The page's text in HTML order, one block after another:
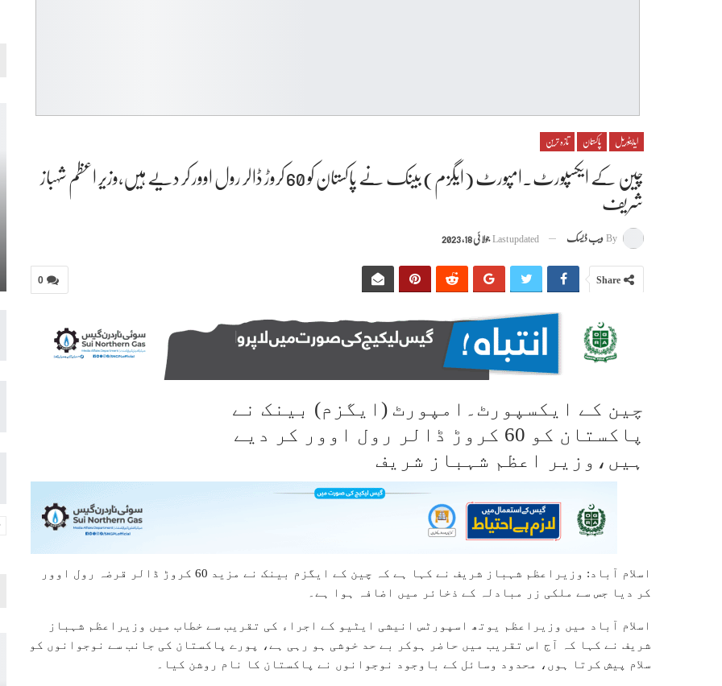
ایڈیٹوریل پاکستان تازہ ترین
چین کے ایکسپورٹ۔امپورٹ (ایگزم) بینک نے پاکستان کو 60 کروڑ ڈالر رول اوور کر دیے ہیں،وزیر اعظم شہباز
شریف
By ویب ڈیسک Last updated جولائی 18, 2023
0 Share
چین کے ایکسپورٹ۔امپورٹ (ایگزم) بینک نے
پاکستان کو 60 کروڑ ڈالر رول اوور کر دیے
ہیں،وزیر اعظم شہباز شریف
اسلام آباد: وزیراعظم شہباز شریف نے کہا ہے کہ چین کے ایگزم بینک نے مزید 60 کروڑ ڈالر قرضہ رول اوور
کر دیا جس سے ملکی زر مبادلہ کے ذخائر میں اضافہ ہوا ہے۔
اسلام آباد میں وزیراعظم یوتھ اسپورٹس انیشی ایٹیو کے اجراء کی تقریب سے خطاب میں وزیراعظم شہباز
شریف نے کہا کہ آج اس تقریب میں حاضر ہوکر بے حد خوشی ہو رہی ہے، پورے پاکستان کی جانب سے نوجوانوں کو
سلام پیش کرتا ہوں، محدود وسائل کے باوجود نوجوانوں نے پاکستان کا نام روشن کیا۔